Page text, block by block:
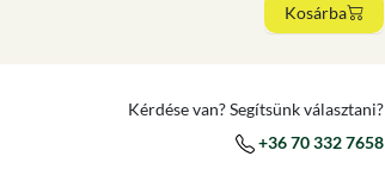
Kosárba
Kérdése van? Segítsünk választani?
+36 70 332 7658